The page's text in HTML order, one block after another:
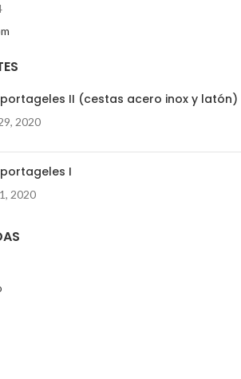
II (cestas acero inox y latón)
2020
I
2020